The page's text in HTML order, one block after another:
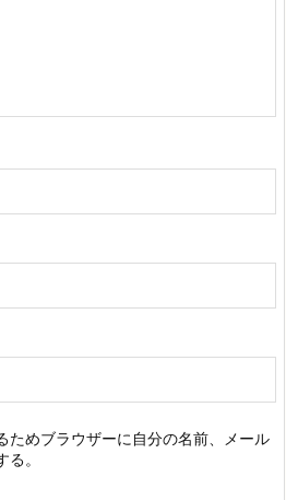
ためブラウザーに自分の名前、メール
。